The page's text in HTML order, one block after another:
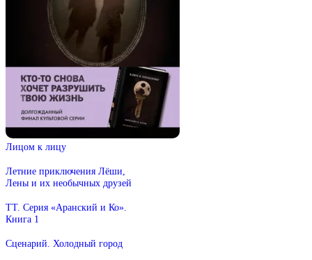
Лицом к лицу
Летние приключения Лёши,
Лены и их необычных друзей
ТТ. Серия «Аранский и Ко».
Книга 1
Сценарий. Холодный город